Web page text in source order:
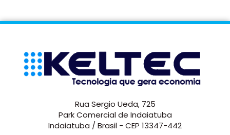
Rua Sergio Ueda, 725
Park Comercial de Indaiatuba
Indaiatuba / Brasil - CEP 13347-442